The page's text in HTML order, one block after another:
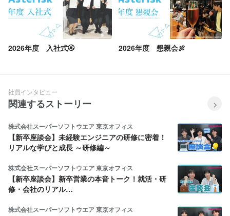
2026年度 入社式🏵️ 2026年度 懇親会🍖
社員インタビュー
関連するストーリー
株式会社スーパーソフトウエア 東京オフィス
【新卒座談会】未経験エンジニアの研修に密着！
リアルな学びと成長 ～研修編～
株式会社スーパーソフトウエア 東京オフィス
【新卒座談会】新卒営業の本音トーク！就活・研
修・会社のリアル…
株式会社スーパーソフトウエア 東京オフィス